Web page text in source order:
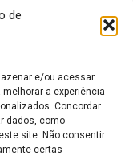
de
e/ou acessar
a experiência
Concordar
dados, como
site. Não consentir
certas
criando um
do
insights
dos